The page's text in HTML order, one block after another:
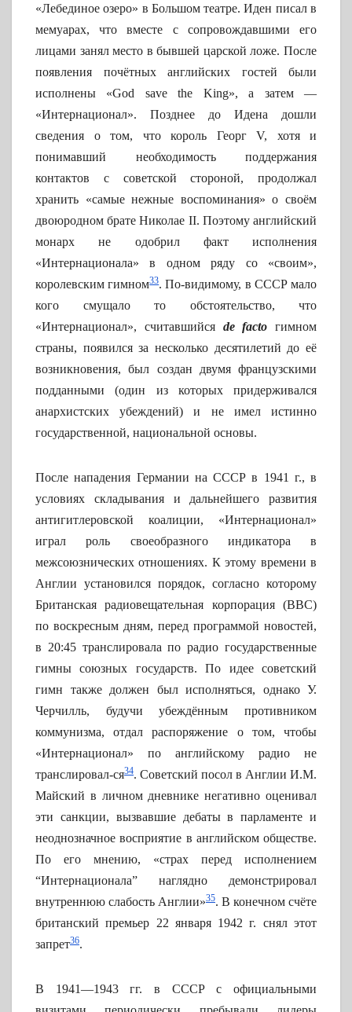
«Лебединое озеро» в Большом театре. Иден писал в
мемуарах, что вместе с сопровождавшими его
лицами занял место в бывшей царской ложе. После
появления почётных английских гостей были
исполнены «God save the King», а затем —
«Интернационал». Позднее до Идена дошли
сведения о том, что король Георг V, хотя и
понимавший необходимость поддержания
контактов с советской стороной, продолжал
хранить «самые нежные воспоминания» о своём
двоюродном брате Николае II. Поэтому английский
монарх не одобрил факт исполнения
«Интернационала» в одном ряду со «своим»,
королевским гимном33. По-видимому, в СССР мало
кого смущало то обстоятельство, что
«Интернационал», считавшийся de facto гимном
страны, появился за несколько десятилетий до её
возникновения, был создан двумя французскими
подданными (один из которых придерживался
анархистских убеждений) и не имел истинно
государственной, национальной основы.
После нападения Германии на СССР в 1941 г., в
условиях складывания и дальнейшего развития
антигитлеровской коалиции, «Интернационал»
играл роль своеобразного индикатора в
межсоюзнических отношениях. К этому времени в
Англии установился порядок, согласно которому
Британская радиовещательная корпорация (BBC)
по воскресным дням, перед программой новостей,
в 20:45 транслировала по радио государственные
гимны союзных государств. По идее советский
гимн также должен был исполняться, однако У.
Черчилль, будучи убеждённым противником
коммунизма, отдал распоряжение о том, чтобы
«Интернационал» по английскому радио не
транслировал-ся34. Советский посол в Англии И.М.
Майский в личном дневнике негативно оценивал
эти санкции, вызвавшие дебаты в парламенте и
неоднозначное восприятие в английском обществе.
По его мнению, «страх перед исполнением
“Интернационала” наглядно демонстрировал
внутреннюю слабость Англии»35. В конечном счёте
британский премьер 22 января 1942 г. снял этот
запрет36.
В 1941—1943 гг. в СССР с официальными